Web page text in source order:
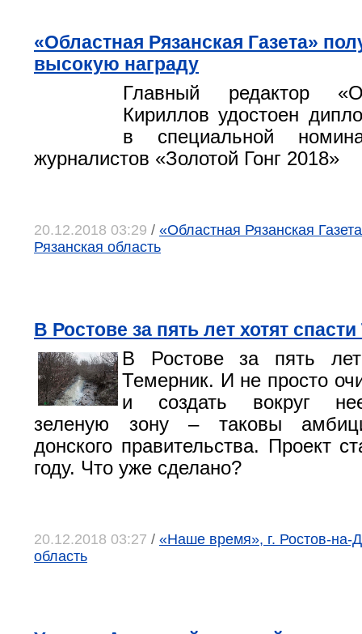
«Областная Рязанская Газета»
высокую награду
Главный редактор
Кириллов удостоен
в специальной
журналистов «Золотой Гонг 2018»
20.12.2018 03:29 / «Областная Рязанская
Рязанская область
В Ростове за пять лет хотят
В Ростове за пять
Темерник. И не просто
и создать вокруг
зеленую зону – таковы
донского правительства. Проект
году. Что уже сделано?
20.12.2018 03:27 / «Наше время», г. Ростов-на-
область